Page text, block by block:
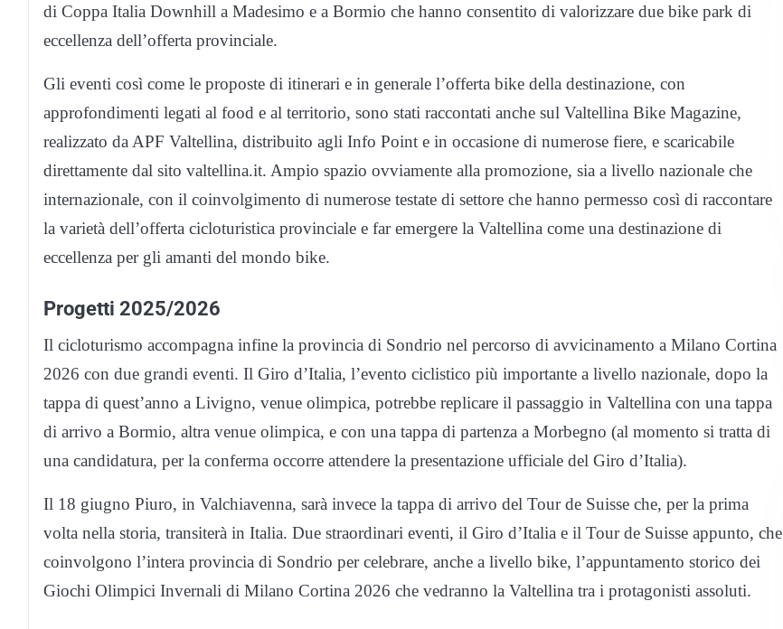
di Coppa Italia Downhill a Madesimo e a Bormio che hanno consentito di valorizzare due bike park di
eccellenza dell’offerta provinciale.
Gli eventi così come le proposte di itinerari e in generale l’offerta bike della destinazione, con
approfondimenti legati al food e al territorio, sono stati raccontati anche sul Valtellina Bike Magazine,
realizzato da APF Valtellina, distribuito agli Info Point e in occasione di numerose fiere, e scaricabile
direttamente dal sito valtellina.it. Ampio spazio ovviamente alla promozione, sia a livello nazionale che
internazionale, con il coinvolgimento di numerose testate di settore che hanno permesso così di raccontare
la varietà dell’offerta cicloturistica provinciale e far emergere la Valtellina come una destinazione di
eccellenza per gli amanti del mondo bike.
Progetti 2025/2026
Il cicloturismo accompagna infine la provincia di Sondrio nel percorso di avvicinamento a Milano Cortina
2026 con due grandi eventi. Il Giro d’Italia, l’evento ciclistico più importante a livello nazionale, dopo la
tappa di quest’anno a Livigno, venue olimpica, potrebbe replicare il passaggio in Valtellina con una tappa
di arrivo a Bormio, altra venue olimpica, e con una tappa di partenza a Morbegno (al momento si tratta di
una candidatura, per la conferma occorre attendere la presentazione ufficiale del Giro d’Italia).
Il 18 giugno Piuro, in Valchiavenna, sarà invece la tappa di arrivo del Tour de Suisse che, per la prima
volta nella storia, transiterà in Italia. Due straordinari eventi, il Giro d’Italia e il Tour de Suisse appunto, che
coinvolgono l’intera provincia di Sondrio per celebrare, anche a livello bike, l’appuntamento storico dei
Giochi Olimpici Invernali di Milano Cortina 2026 che vedranno la Valtellina tra i protagonisti assoluti.